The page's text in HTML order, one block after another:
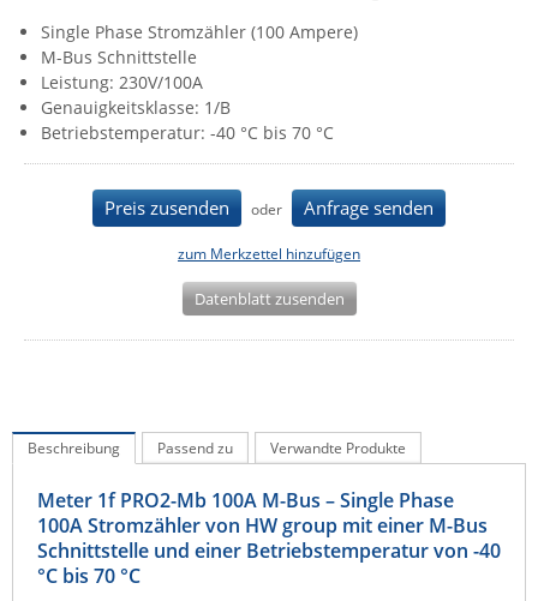
HW group
Icron
IEC Lock
Ihse
Kramer Electronics
Netio
Panorama Antennas
PatchSee
Power Kingdom
Single Phase Stromzähler (100 Ampere)
M-Bus Schnittstelle
Leistung: 230V/100A
Genauigkeitsklasse: 1/B
Betriebstemperatur: -40 °C bis 70 °C
Preis zusenden oder Anfrage senden
zum Merkzettel hinzufügen
Datenblatt zusenden
Beschreibung Passend zu Verwandte Produkte
Meter 1f PRO2-Mb 100A M-Bus – Single Phase
100A Stromzähler von HW group mit einer M-Bus
Schnittstelle und einer Betriebstemperatur von -40
°C bis 70 °C